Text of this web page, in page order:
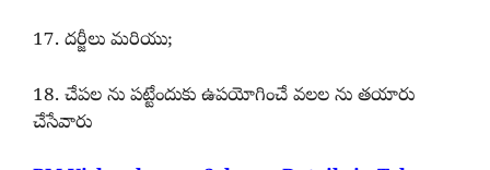
17. దర్జీలు మరియు;
18. చేపల ను పట్టేందుకు ఉపయోగించే వలల ను తయారు
చేసేవారు